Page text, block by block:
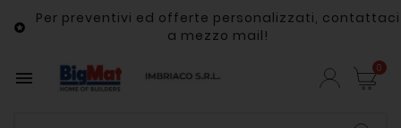

Per preventivi ed offerte personalizzati, contattaci
a mezzo mail!
 0